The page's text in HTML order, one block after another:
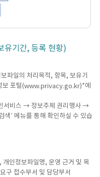
유기간, 등록 현황)
파일의 처리목적, 항목, 보유기
보 포털(www.privacy.go.kr)*에
서비스 → 정보주체 권리행사 →
’ 메뉴를 통해 확인하실 수 있습
인정보파일명, 운영 근거 및 목
구 접수부서 및 담당부서